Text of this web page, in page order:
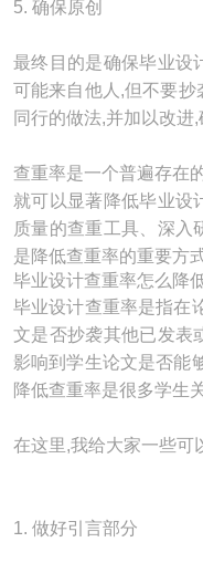
5. 确保原创
最终目的是确保毕业设
可能来自他人,但不要
同行的做法,并加以改进,
查重率是一个普遍存在
就可以显著降低毕业设
质量的查重工具、深入
是降低查重率的重要方式
毕业设计查重率怎么降
毕业设计查重率是指在
文是否抄袭其他已发表
影响到学生论文是否能
降低查重率是很多学生
在这里,我给大家一些可
1. 做好引言部分